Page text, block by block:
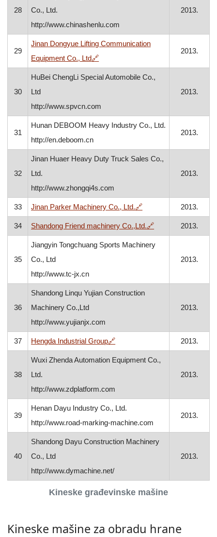
Kineske građevinske mašine
28
Co., Ltd.
http://www.chinashenlu.com
2013.
29
Jinan Dongyue Lifting Communication
Equipment Co., Ltd🔗, otvara se u novom prozoru
2013.
30
HuBei ChengLi Special Automobile Co.,
Ltd
http://www.spvcn.com
2013.
31
Hunan DEBOOM Heavy Industry Co., Ltd.
http://en.deboom.cn
2013.
32
Jinan Huaer Heavy Duty Truck Sales Co.,
Ltd.
http://www.zhongqi4s.com
2013.
33 Jinan Parker Machinery Co., Ltd.🔗, otvara se u novom
2013.
34 Shandong Friend machinery Co.,Ltd.🔗, otvara se u
2013.
35
Jiangyin Tongchuang Sports Machinery
Co., Ltd
http://www.tc-jx.cn
2013.
36
Shandong Linqu Yujian Construction
Machinery Co.,Ltd
http://www.yujianjx.com
2013.
37 Hengda Industrial Group🔗, otvara se u novom prozoru
2013.
38
Wuxi Zhenda Automation Equipment Co.,
Ltd.
http://www.zdplatform.com
2013.
39
Henan Dayu Industry Co., Ltd.
http://www.road-marking-machine.com
2013.
40
Shandong Dayu Construction Machinery
Co., Ltd
http://www.dymachine.net/
2013.
Kineske mašine za obradu hrane